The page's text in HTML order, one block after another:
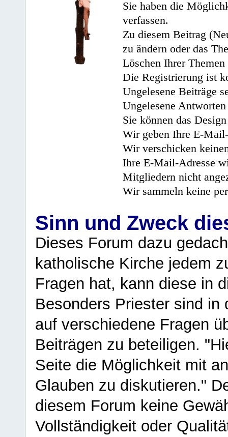
Sie haben die
verfassen.
Zu diesem Beitrag
zu ändern oder das
Löschen Ihrer
Die Registrierung ist
Ungelesene Beiträge
Ungelesene
Sie können das
Wir geben Ihre E-
Wir verschicken
Ihre E-Mail-Adresse
Mitgliedern nicht
Wir sammeln keine
Sinn und Zweck
Dieses Forum dazu
katholische Kirche jedem
Fragen hat, kann diese in
Besonders Priester sind in
auf verschiedene Fragen
Beiträgen zu beteiligen.
Seite die Möglichkeit mit
Glauben zu diskutieren."
diesem Forum keine
Vollständigkeit oder